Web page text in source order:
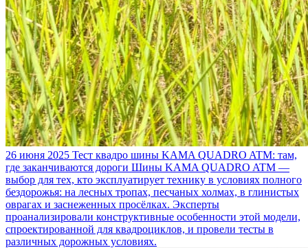
26 июня 2025 Тест квадро шины KAMA QUADRO ATM: там,
где заканчиваются дороги Шины KAMA QUADRO ATM —
выбор для тех, кто эксплуатирует технику в условиях полного
бездорожья: на лесных тропах, песчаных холмах, в глинистых
оврагах и заснеженных просёлках. Эксперты
проанализировали конструктивные особенности этой модели,
спроектированной для квадроциклов, и провели тесты в
различных дорожных условиях.